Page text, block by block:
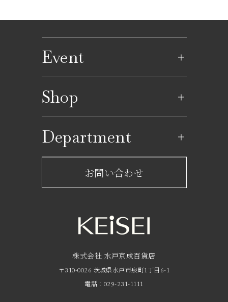
Event
イベントカレンダー
Shop
レストラン一覧
ショップからのお知らせ
フロアガイド
Department
サービスのご案内
京成友の会
京成ポイントカードについて
お問い合わせ
株式会社 水戸京成百貨店
〒310-0026 茨城県水戸市泉町1丁目6-1
電話：029-231-1111